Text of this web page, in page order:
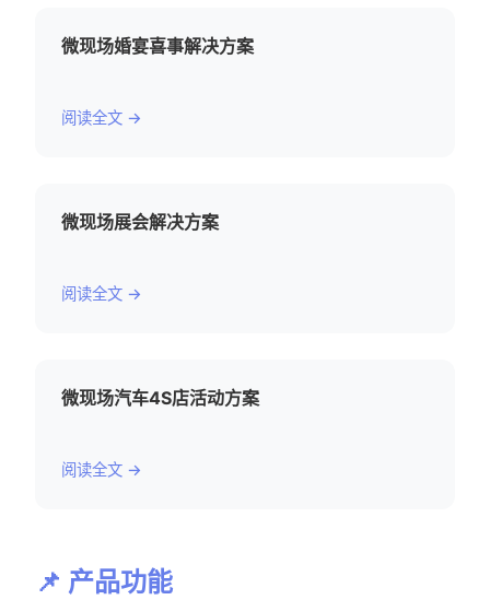
微现场婚宴喜事解决方案
阅读全文 →
微现场展会解决方案
阅读全文 →
微现场汽车4S店活动方案
阅读全文 →
📌 产品功能